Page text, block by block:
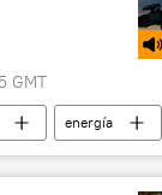
GMT
energía